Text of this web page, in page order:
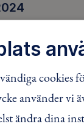
cookies
använder vi
ändra dina